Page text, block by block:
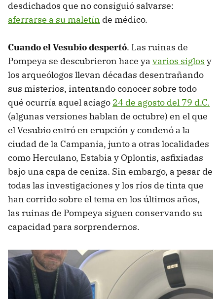
desdichados que no consiguió salvarse:
aferrarse a su maletín de médico.
Cuando el Vesubio despertó. Las ruinas de
Pompeya se descubrieron hace ya varios siglos y
los arqueólogos llevan décadas desentrañando
sus misterios, intentando conocer sobre todo
qué ocurría aquel aciago 24 de agosto del 79 d.C.
(algunas versiones hablan de octubre) en el que
el Vesubio entró en erupción y condenó a la
ciudad de la Campania, junto a otras localidades
como Herculano, Estabia y Oplontis, asfixiadas
bajo una capa de ceniza. Sin embargo, a pesar de
todas las investigaciones y los ríos de tinta que
han corrido sobre el tema en los últimos años,
las ruinas de Pompeya siguen conservando su
capacidad para sorprendernos.